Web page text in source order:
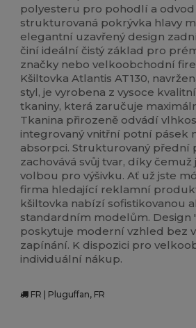
polyesteru pro pohodlí a odvod
strukturovaná pokrývka hlavy
elegantní uzavřený design
činí ideální čistý základ pro
značky nebo velkoobchodní
Kšiltovka Atlantis AT130,
styl, je vyrobena z vysoce
tkaniny, která zaručuje
Tkanina přirozeně odvádí
integrovaný vnitřní potní pásek
absorpci. Strukturovaný přední
zachovává svůj tvar, díky čemuž
volbou pro výšivku. Ať už jste
firma hledající reklamní
kšiltovka nabízí sofistikovanou
standardním modelům. Design
poskytuje moderní vzhled bez
zapínání. K dispozici pro
individuální nákup.
FR | Pluguffan, FR